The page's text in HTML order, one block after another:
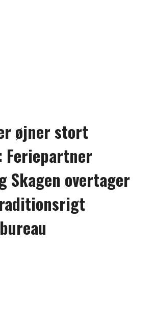
øjner stort
Feriepartner
Skagen overtager